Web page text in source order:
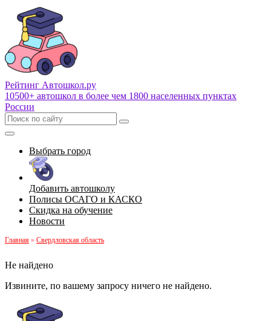
Рейтинг Автошкол.ру
10500+ автошкол в более чем 1800 населенных пунктах
России
Выбрать город
Добавить автошколу
Полисы ОСАГО и КАСКО
Скидка на обучение
Новости
Главная » Свердловская область
Не найдено
Извините, по вашему запросу ничего не найдено.